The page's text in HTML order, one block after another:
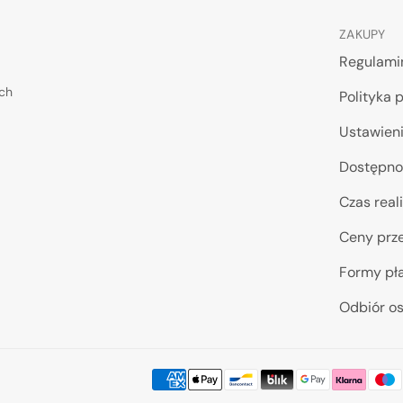
ZAKUPY
Polityka
Czas
Ceny
Formy
Odbiór